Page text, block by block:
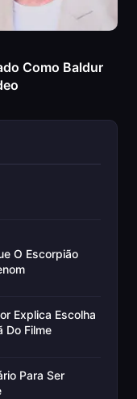
Como Baldur
O Escorpião
Explica Escolha
Do Filme
Para Ser